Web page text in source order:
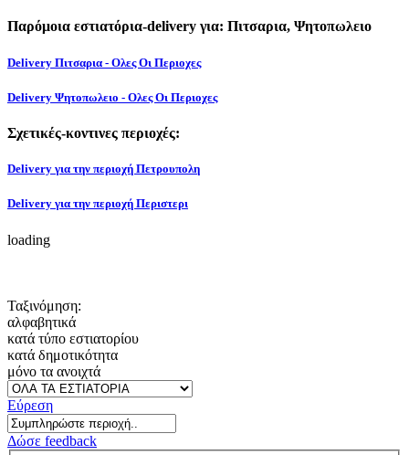
Παρόμοια εστιατόρια-delivery για: Πιτσαρια, Ψητοπωλειο
Delivery Πιτσαρια - Ολες Οι Περιοχες
Delivery Ψητοπωλειο - Ολες Οι Περιοχες
Σχετικές-κοντινες περιοχές:
Delivery για την περιοχή Πετρουπολη
Delivery για την περιοχή Περιστερι
loading
Ταξινόμηση:
αλφαβητικά
κατά τύπο εστιατορίου
κατά δημοτικότητα
μόνο τα ανοιχτά
Εύρεση
Δώσε feedback